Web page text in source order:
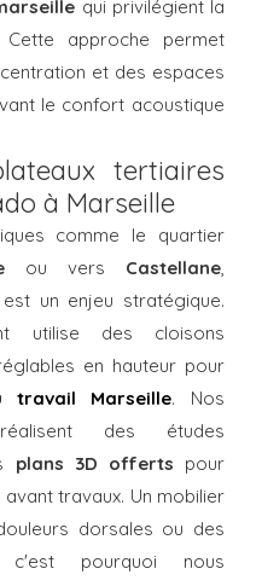
qui privilégient la
approche permet
et des espaces
le confort acoustique
tertiaires
à Marseille
comme le quartier
ou vers Castellane,
un enjeu stratégique.
utilise des cloisons
en hauteur pour
travail Marseille. Nos
des études
plans 3D offerts pour
travaux. Un mobilier
dorsales ou des
pourquoi nous